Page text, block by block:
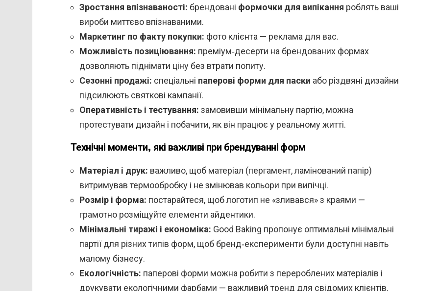
Зростання впізнаваності: брендовані формочки для випікання роблять ваші
вироби миттєво впізнаваними.
Маркетинг по факту покупки: фото клієнта — реклама для вас.
Можливість позиціювання: преміум‑десерти на брендованих формах
дозволяють піднімати ціну без втрати попиту.
Сезонні продажі: спеціальні паперові форми для паски або різдвяні дизайни
підсилюють святкові кампанії.
Оперативність і тестування: замовивши мінімальну партію, можна
протестувати дизайн і побачити, як він працює у реальному житті.
Технічні моменти, які важливі при брендуванні форм
Матеріал і друк: важливо, щоб матеріал (пергамент, ламінований папір)
витримував термообробку і не змінював кольори при випічці.
Розмір і форма: постарайтеся, щоб логотип не «зливався» з краями —
грамотно розміщуйте елементи айдентики.
Мінімальні тиражі і економіка: Good Baking пропонує оптимальні мінімальні
партії для різних типів форм, щоб бренд‑експерименти були доступні навіть
малому бізнесу.
Екологічність: паперові форми можна робити з перероблених матеріалів і
друкувати екологічними фарбами — важливий тренд для свідомих клієнтів.